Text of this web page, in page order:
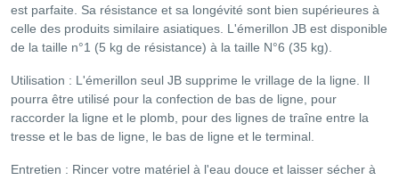
est parfaite. Sa résistance et sa longévité sont bien supérieures à
celle des produits similaire asiatiques. L'émerillon JB est disponible
de la taille n°1 (5 kg de résistance) à la taille N°6 (35 kg).
Utilisation : L'émerillon seul JB supprime le vrillage de la ligne. Il
pourra être utilisé pour la confection de bas de ligne, pour
raccorder la ligne et le plomb, pour des lignes de traîne entre la
tresse et le bas de ligne, le bas de ligne et le terminal.
Entretien : Rincer votre matériel à l'eau douce et laisser sécher à